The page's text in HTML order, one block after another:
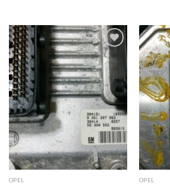
İstek
Listeme
Ekle
OPEL OPEL